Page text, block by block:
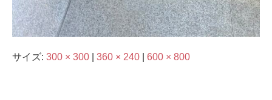
サイズ: 300 × 300 360 × 240 600 × 800